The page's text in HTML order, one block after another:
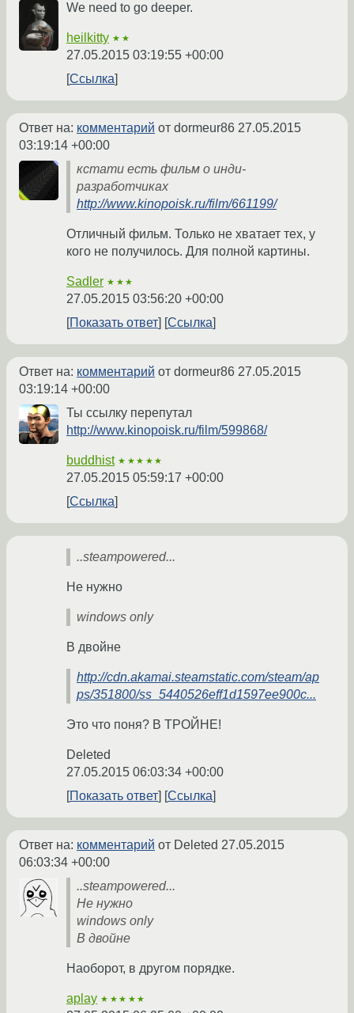
We need to go deeper.
heilkitty ★★
27.05.2015 03:19:55 +00:00
Ссылка
Ответ на: комментарий от dormeur86 27.05.2015
03:19:14 +00:00
кстати есть фильм о инди-
разработчиках
http://www.kinopoisk.ru/film/661199/
Отличный фильм. Только не хватает тех, у
кого не получилось. Для полной картины.
Sadler ★★★
27.05.2015 03:56:20 +00:00
Показать ответ
Ссылка
Ответ на: комментарий от dormeur86 27.05.2015
03:19:14 +00:00
Ты ссылку перепутал
http://www.kinopoisk.ru/film/599868/
buddhist ★★★★★
27.05.2015 05:59:17 +00:00
Ссылка
..steampowered...
Не нужно
windows only
В двойне
http://cdn.akamai.steamstatic.com/steam/ap
ps/351800/ss_5440526eff1d1597ee900c...
Это что поня? В ТРОЙНЕ!
Deleted
27.05.2015 06:03:34 +00:00
Показать ответ
Ссылка
Ответ на: комментарий от Deleted 27.05.2015
06:03:34 +00:00
..steampowered...
Не нужно
windows only
В двойне
Наоборот, в другом порядке.
aplay ★★★★★